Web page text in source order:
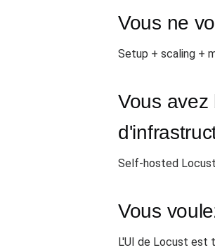
Vous ne
Setup + scaling +
Vous avez
Self-hosted Locust
Vous
L'UI de Locust est